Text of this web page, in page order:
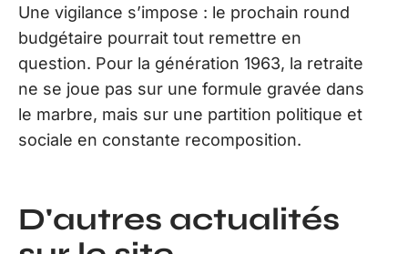
Une vigilance s’impose : le prochain round
budgétaire pourrait tout remettre en
question. Pour la génération 1963, la retraite
ne se joue pas sur une formule gravée dans
le marbre, mais sur une partition politique et
sociale en constante recomposition.
D'autres actualités